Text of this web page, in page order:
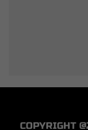
COPYRIGHT